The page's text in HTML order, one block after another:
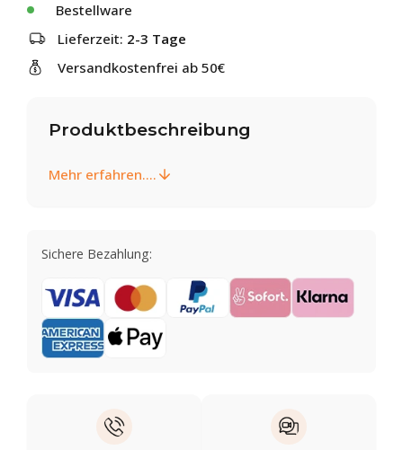
Bestellware
Lieferzeit: 2-3 Tage
Versandkostenfrei ab 50€
Produktbeschreibung
Mehr erfahren....
Sichere Bezahlung: